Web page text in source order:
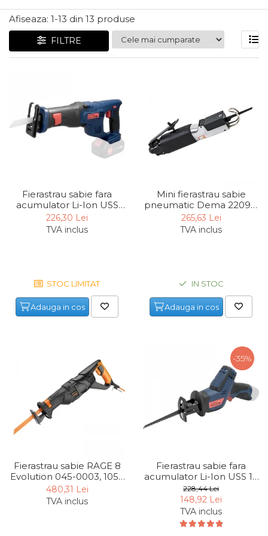
Articole Pentru Gradina
Accesorii Bucatarie
Cabluri Incalzitoare cu
Termostat
Accesorii Baie
Accesorii Telefoane
Ultrasunete
Cutii Depozitare
Chinga & Suport Mobila
Accesorii
Jucarii
Baterii & Acumulatori
Baterii AAA
Corpuri de Iluminat
Lanterne
Proiectoare
Afiseaza: 1-13 din 13 produse
FILTRE
Fierastrau sabie fara
acumulator Li-Ion USS
18-0 Gude 58513, 18V,
3000 rpm, 14.5 mm
226,30 Lei
TVA inclus
STOC LIMITAT
Adauga in cos
Mini fierastrau sabie
pneumatic Dema 22099,
9000 rpm, 10 mm
265,63 Lei
TVA inclus
IN STOC
Adauga in cos
Fierastrau sabie RAGE 8
Evolution 045-0003, 1050
W, 800-2400/min
480,31 Lei
TVA inclus
-35%
Fierastrau sabie fara
acumulator Li-Ion USS 12
Gude 58608, 12V,
3000/min
228,44 Lei
148,92 Lei
TVA inclus